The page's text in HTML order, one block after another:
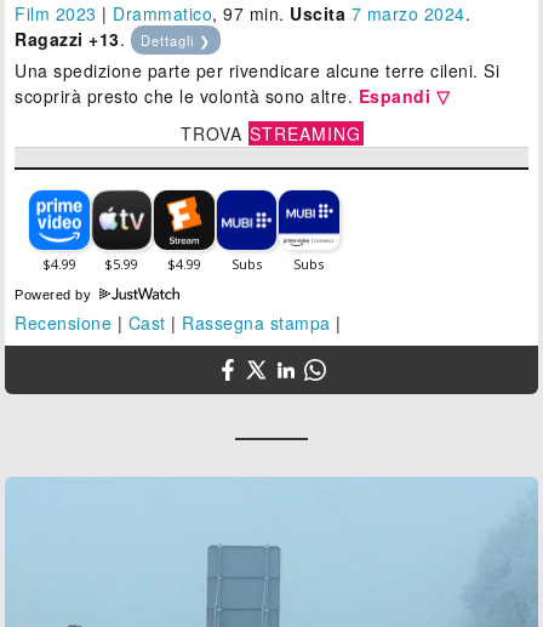
Film 2023 | Drammatico, 97 min. Uscita 7 marzo 2024.
Ragazzi +13. Dettagli ❯
Una spedizione parte per rivendicare alcune terre cileni. Si
scoprirà presto che le volontà sono altre. Espandi ▽
TROVA STREAMING
Powered by
Recensione | Cast | Rassegna stampa |